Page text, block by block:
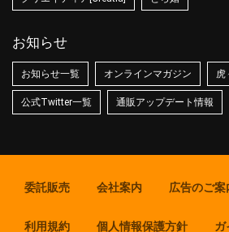
お知らせ
お知らせ一覧 オンラインマガジン 虎
公式Twitter一覧 通販アップデート情報
委託販売 会社案内 広告のご案
利用規約 個人情報保護方針 ガ